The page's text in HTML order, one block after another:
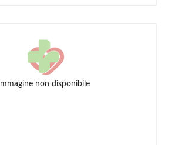
Immagine non disponibile